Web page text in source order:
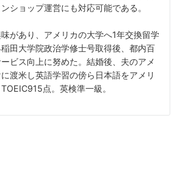
ショップ運営にも対応可能である。
があり、アメリカの大学へ1年交換留学
田大学院政治学修士号取得後、都内百
ビス向上に努めた。結婚後、夫のアメ
渡米し英語学習の傍ら日本語をアメリ
点。英検準一級。